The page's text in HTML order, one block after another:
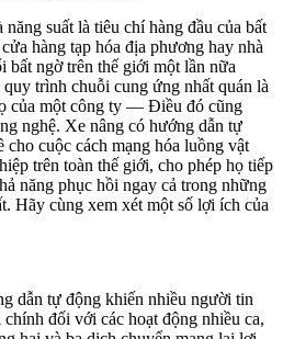
suất là tiêu chí hàng đầu của bất
hàng tạp hóa địa phương hay nhà
bất ngờ trên thế giới một lần nữa
trình chuỗi cung ứng nhất quán là
của một công ty — Điều đó cũng
nghệ. Xe nâng có hướng dẫn tự
cuộc cách mạng hóa luồng vật
trên toàn thế giới, cho phép họ tiếp
năng phục hồi ngay cả trong những
Hãy cùng xem xét một số lợi ích của
dẫn tự động khiến nhiều người tin
đối với các hoạt động nhiều ca,